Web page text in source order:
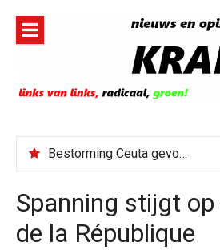
inhoud
Bestorming Ceuta gevolg van op sociale media verspreide hoax?
Spanning stijgt op
de la République